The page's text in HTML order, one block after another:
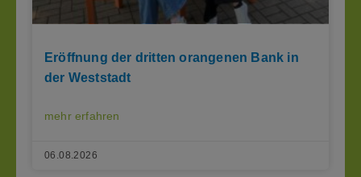
Eröffnung der dritten orangenen Bank in
der Weststadt
mehr erfahren
06.08.2026